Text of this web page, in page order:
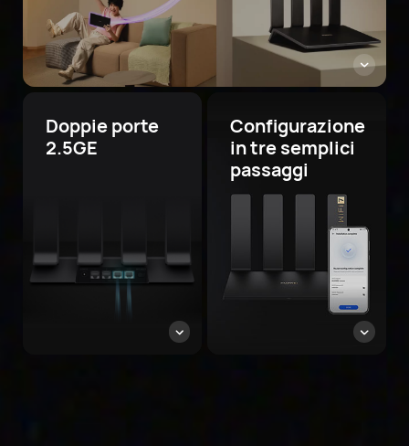
Doppie porte
2.5GE
Configurazione
in tre semplici
passaggi